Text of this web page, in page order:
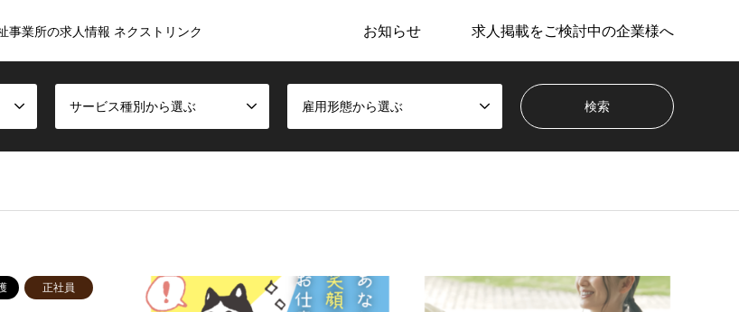
事業所の求人情報 ネクストリンク お知らせ 求人掲載をご検討中の企業様へ
サービス種別から選ぶ 雇用形態から選ぶ
正社員 中区
医療